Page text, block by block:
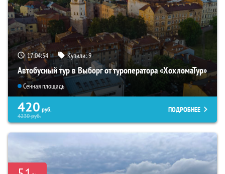
17:04:53 Купили:9
Автобусный тур в Выборг от туроператора «ХохломаТур»
Сенная площадь
420 руб.
4230руб.
ПОДРОБНЕЕ